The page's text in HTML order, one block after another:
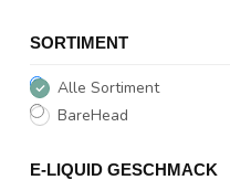
SORTIMENT
Alle Sortiment
BareHead
E-LIQUID GESCHMACK